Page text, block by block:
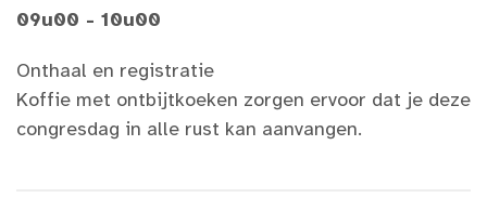
09u00 - 10u00
Onthaal en registratie
Koffie met ontbijtkoeken zorgen ervoor dat je deze
congresdag in alle rust kan aanvangen.